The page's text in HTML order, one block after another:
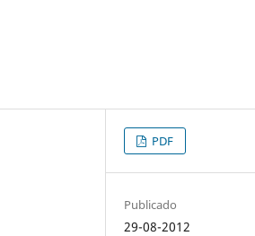
PDF
Publicado
29-08-2012